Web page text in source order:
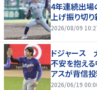
4年連続出場
上げ振り切り
2026/08/09
ドジャース
不安を抱え
アスが背信
もリード守る
2026/06/19